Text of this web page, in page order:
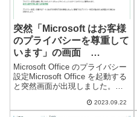
突然「Microsoft はお客様
のプライバシーを尊重して
います」の画面
Microsoft Office
Microsoft Office のプライバシー
設定Microsoft Office を起動する
と突然画面が出現しました。毎
Access で表示されました。
「Microsoft はお客様のプライバ
2023.09.22